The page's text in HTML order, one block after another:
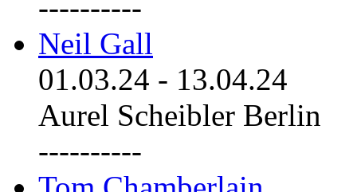
----------
Neil Gall
01.03.24 - 13.04.24
Aurel Scheibler Berlin
----------